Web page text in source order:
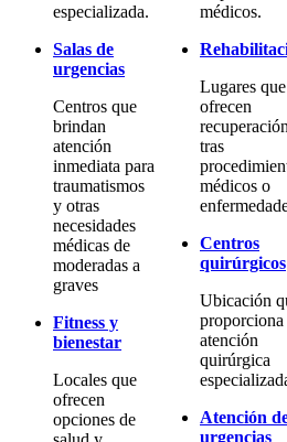
especializada.
Salas de
urgencias
Centros que
brindan
atención
inmediata para
traumatismos
y otras
necesidades
médicas de
moderadas a
graves
Fitness y
bienestar
Locales que
ofrecen
opciones de
médicos.
Lugares que
ofrecen
recuperación
tras
médicos o
Centros
quirúrgicos
Ubicación
proporciona
atención
quirúrgica
Atención
urgencias